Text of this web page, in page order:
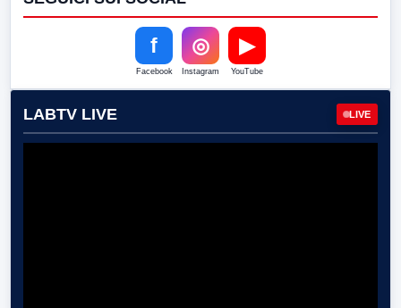
f
Facebook
◎
Instagram
▶
YouTube
LABTV LIVE LIVE